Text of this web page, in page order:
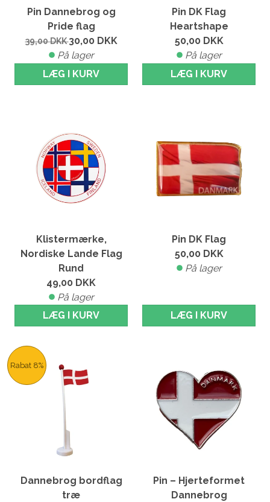
Pin Dannebrog og
Pride flag
39,00DKK30,00 DKK
På lager
LÆG I KURV
Pin DK Flag
Heartshape
50,00 DKK
På lager
LÆG I KURV
Klistermærke,
Nordiske Lande Flag
Rund
49,00 DKK
På lager
LÆG I KURV
Pin DK Flag
50,00 DKK
På lager
LÆG I KURV
Rabat 8%
Dannebrog bordflag
træ
Pin – Hjerteformet
Dannebrog